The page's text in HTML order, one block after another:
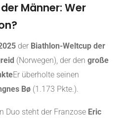
Männer: Wer
der Biathlon-Weltcup der
(Norwegen), der den große
Er überholte seinen
Bø (1.173 Pkte.).
Duo steht der Franzose Eric